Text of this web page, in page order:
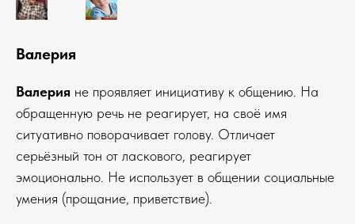
Валерия
Валерия не проявляет инициативу к общению. На
обращенную речь не реагирует, на своё имя
ситуативно поворачивает голову. Отличает
серьёзный тон от ласкового, реагирует
эмоционально. Не использует в общении социальные
умения (прощание, приветствие).